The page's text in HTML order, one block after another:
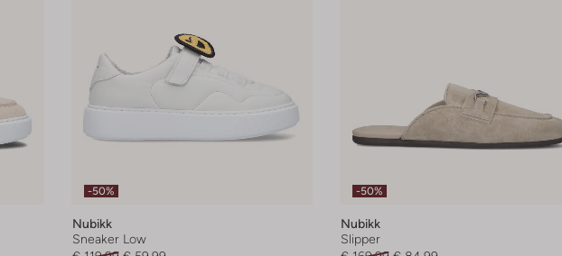
-50%
Nubikk
Sneaker Low
-50%
Nubikk
Slipper